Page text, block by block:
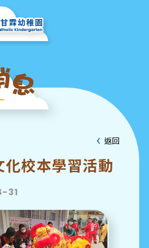
返回
化校本學習活動
31